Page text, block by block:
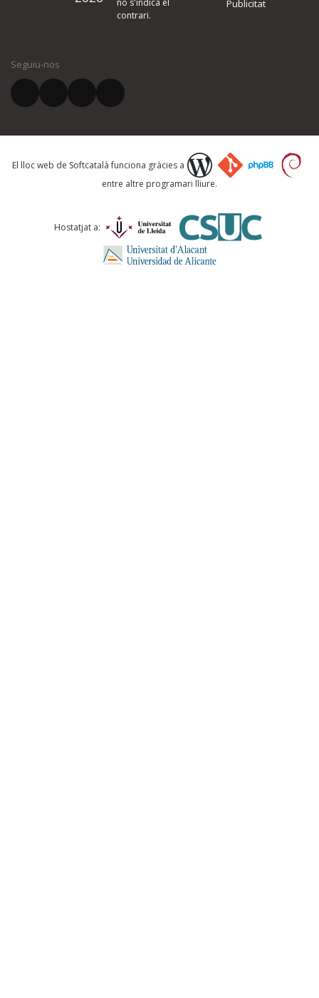
El vostre correu electrònic *
Què proposeu?
Comentari *
no s'indica el
contrari.
Publicitat
Seguiu-nos
El lloc web de Softcatalà funciona gràcies a
entre altre programari lliure.
Hostatjat a: